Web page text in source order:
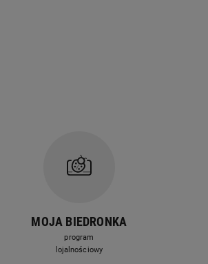
MOJA BIEDRONKA
program
lojalnościowy